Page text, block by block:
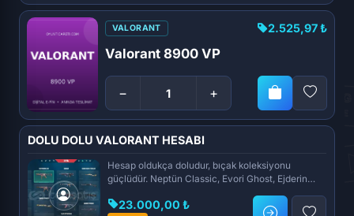
VALORANT
Valorant 8900 VP
− +
2.525,97 ₺
DOLU DOLU VALORANT HESABI
Hesap oldukça doludur, bıçak koleksiyonu
güçlüdür. Neptün Classic, Evori Ghost, Ejderin
23.000,00 ₺